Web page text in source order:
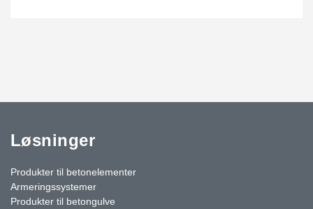
Løsninger
Produkter til betonelementer
Armeringssystemer
Produkter til betongulve